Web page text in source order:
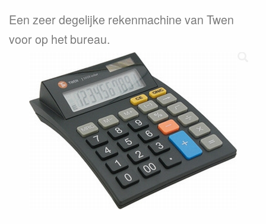
Een zeer degelijke rekenmachine van Twen
voor op het bureau.